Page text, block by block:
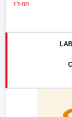
13:00